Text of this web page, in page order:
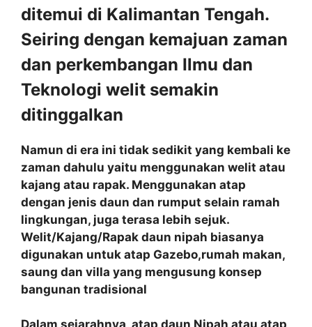
ditemui di Kalimantan Tengah.
Seiring dengan kemajuan zaman
dan perkembangan Ilmu dan
Teknologi welit semakin
ditinggalkan
Namun di era ini tidak sedikit yang kembali ke
zaman dahulu yaitu menggunakan welit atau
kajang atau rapak. Menggunakan atap
dengan jenis daun dan rumput selain ramah
lingkungan, juga terasa lebih sejuk.
Welit/Kajang/Rapak daun nipah biasanya
digunakan untuk atap Gazebo,rumah makan,
saung dan villa yang mengusung konsep
bangunan tradisional